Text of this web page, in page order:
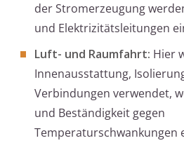
der Stromerzeugung
und Elektrizitätsleitungen
Luft- und Raumfahrt: Hier
Innenausstattung,
Verbindungen verwendet,
und Beständigkeit gegen
Temperaturschwankungen